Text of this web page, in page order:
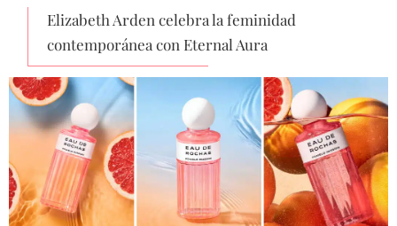
Elizabeth Arden celebra la feminidad
contemporánea con Eternal Aura